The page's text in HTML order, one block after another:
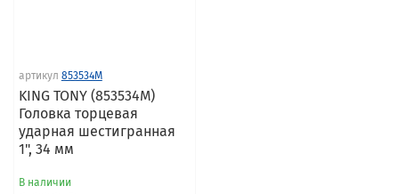
артикул 853534M
KING TONY (853534M)
Головка торцевая
ударная шестигранная
1", 34 мм
В наличии